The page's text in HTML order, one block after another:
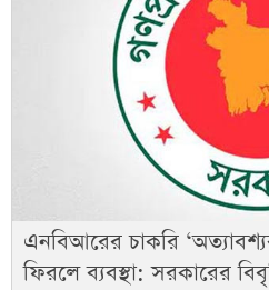
এনবিআরের চাকরি
ফিরলে ব্যবস্থা: সরকারের